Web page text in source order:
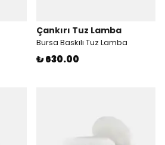
Çankırı Tuz Lamba
Bursa Baskılı Tuz Lamba
₺ 630.00